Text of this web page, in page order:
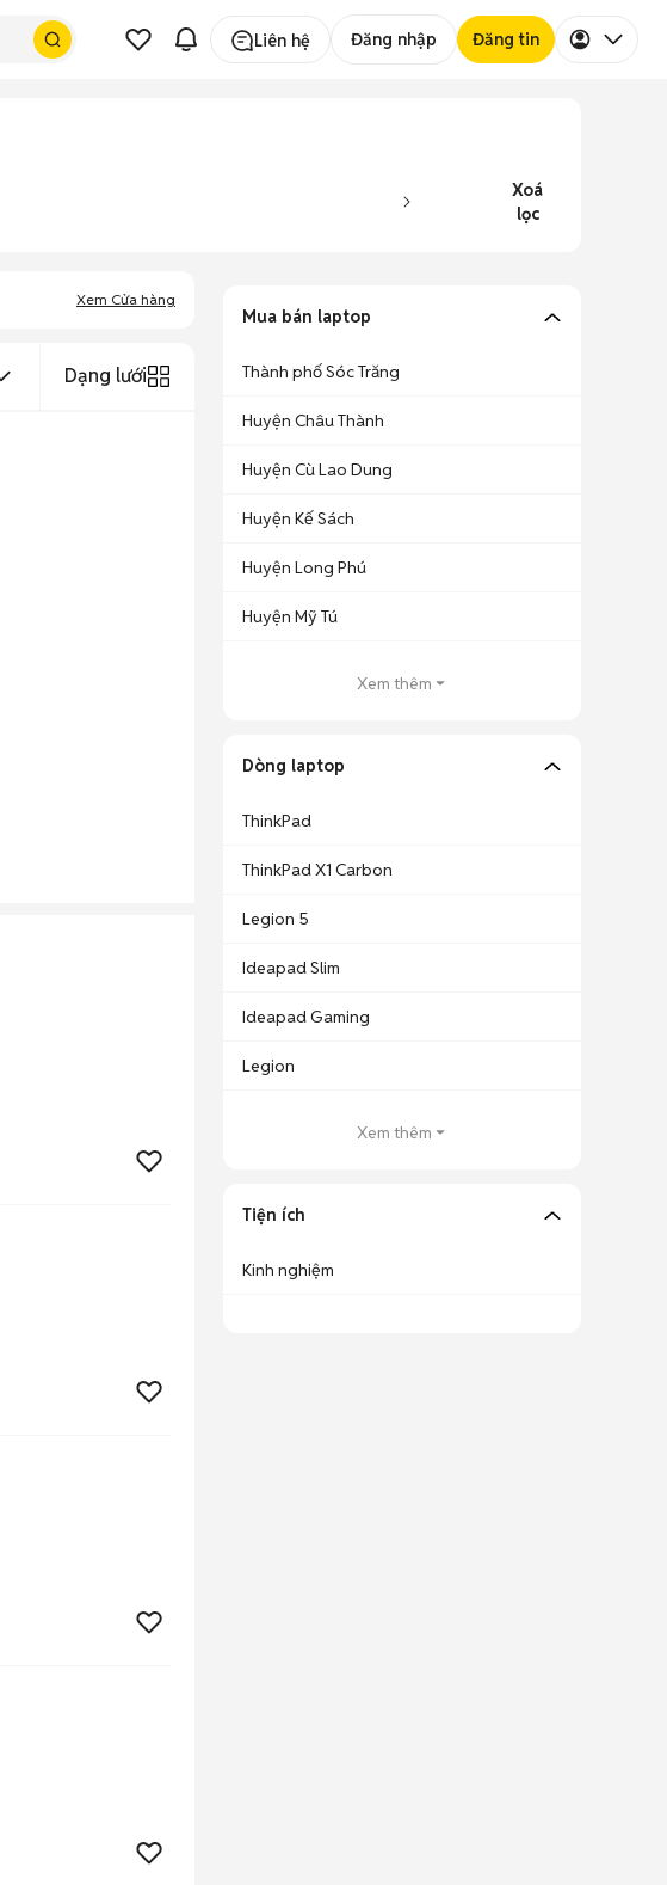
Liên hệ Đăng nhập Đăng tin
Xoá
lọc
Xem Cửa hàng
Dạng lưới
Mua bán laptop
Thành phố Sóc Trăng
Huyện Châu Thành
Huyện Cù Lao Dung
Huyện Kế Sách
Huyện Long Phú
Huyện Mỹ Tú
Xem thêm
Dòng laptop
ThinkPad
ThinkPad X1 Carbon
Legion 5
Ideapad Slim
Ideapad Gaming
Legion
Xem thêm
Tiện ích
Kinh nghiệm